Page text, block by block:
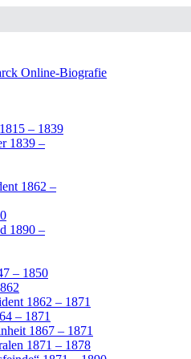
– 1839
1839 –
1862 –
1890 –
– 1850
1862 – 1871
– 1871
1867 – 1871
1871 – 1878